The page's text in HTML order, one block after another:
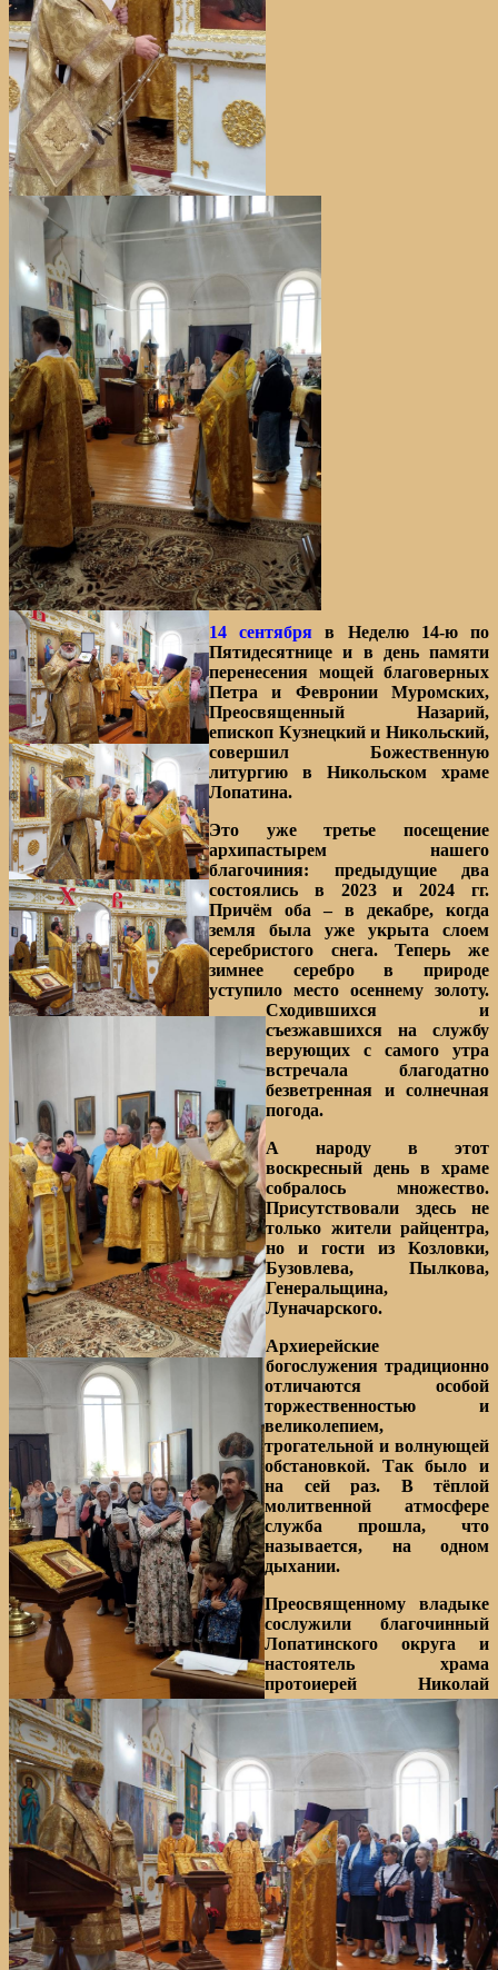
14 сентября в Неделю 14-ю по
Пятидесятнице и в день памяти
перенесения мощей благоверных
Петра и Февронии Муромских,
Преосвященный Назарий,
епископ Кузнецкий и Никольский,
совершил Божественную
литургию в Никольском храме
Лопатина.
Это уже третье посещение
архипастырем нашего
благочиния: предыдущие два
состоялись в 2023 и 2024 гг.
Причём оба – в декабре, когда
земля была уже укрыта слоем
серебристого снега. Теперь же
зимнее серебро в природе
уступило место осеннему золоту.
Сходившихся и
съезжавшихся на службу
верующих с самого утра
встречала благодатно
безветренная и солнечная
погода.
А народу в этот
воскресный день в храме
собралось множество.
Присутствовали здесь не
только жители райцентра,
но и гости из Козловки,
Бузовлева, Пылкова,
Генеральщина,
Луначарского.
Архиерейские
богослужения традиционно
отличаются особой
торжественностью и
великолепием,
трогательной и волнующей
обстановкой. Так было и
на сей раз. В тёплой
молитвенной атмосфере
служба прошла, что
называется, на одном
дыхании.
Преосвященному владыке
сослужили благочинный
Лопатинского округа и
настоятель храма
протоиерей Николай